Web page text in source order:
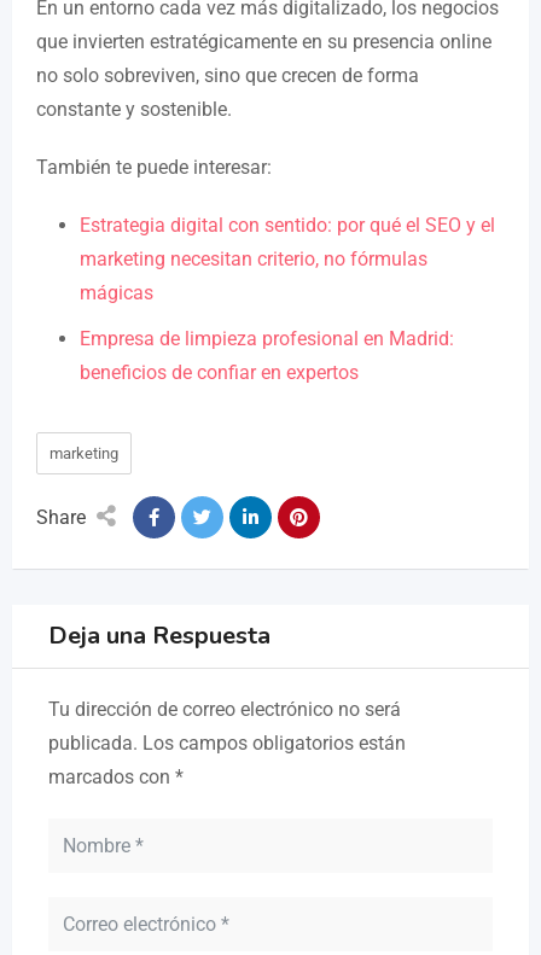
En un entorno cada vez más digitalizado, los negocios
que invierten estratégicamente en su presencia online
no solo sobreviven, sino que crecen de forma
constante y sostenible.
También te puede interesar:
Estrategia digital con sentido: por qué el SEO y el
marketing necesitan criterio, no fórmulas
mágicas
Empresa de limpieza profesional en Madrid:
beneficios de confiar en expertos
marketing
Share
Deja una Respuesta
Tu dirección de correo electrónico no será
publicada. Los campos obligatorios están
marcados con *